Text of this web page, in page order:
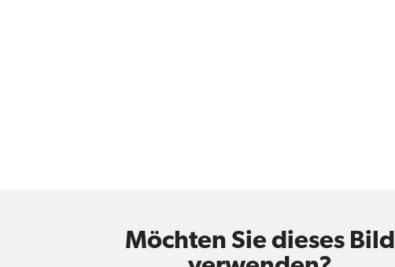
Möchten Sie dieses Bild